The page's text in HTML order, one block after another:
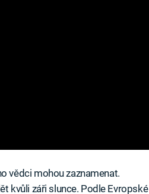
vědci mohou zaznamenat.
kvůli záři slunce. Podle Evropské